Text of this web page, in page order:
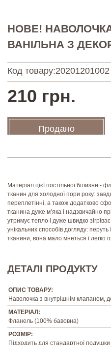
НОВЕ!
ВАНІЛЬНА З
Код товару:20201201002
210 грн.
Продано
Матеріал цієї постільної білизни
тканин для холодної пори року:
переплетінні, а також додатково
тканина дуже м’яка і надзвичайно
утримує тепло і дуже швидко
унікальних способів догляду: перуть
тканини, вона мало мнеться і легко
ДЕТАЛІ ПРОДУКТУ
ОПИС ТОВАРУ:
Наволочка з внутрішнім клапаном,
МАТЕРІАЛ:
Фланель (100% бавовна)
РОЗМІР:
Підходить для стандартної